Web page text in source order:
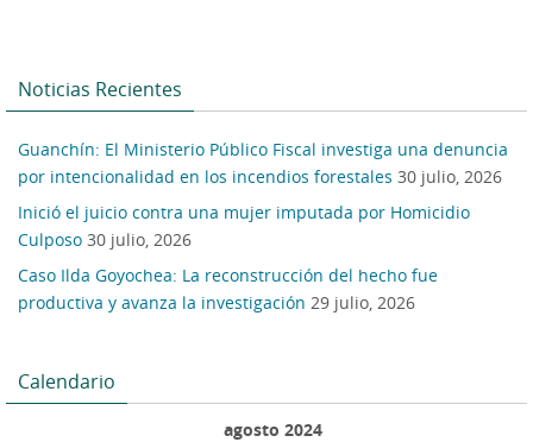
Noticias Recientes
Guanchín: El Ministerio Público Fiscal investiga una denuncia
por intencionalidad en los incendios forestales 30 julio, 2026
Inició el juicio contra una mujer imputada por Homicidio
Culposo 30 julio, 2026
Caso Ilda Goyochea: La reconstrucción del hecho fue
productiva y avanza la investigación 29 julio, 2026
Calendario
agosto 2024